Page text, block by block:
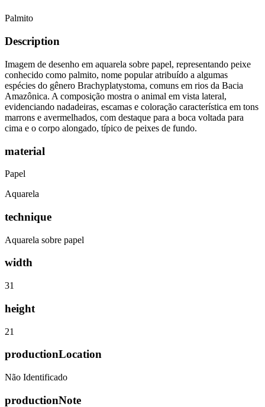
Palmito
Description
Imagem de desenho em aquarela sobre papel, representando peixe
conhecido como palmito, nome popular atribuído a algumas
espécies do gênero Brachyplatystoma, comuns em rios da Bacia
Amazônica. A composição mostra o animal em vista lateral,
evidenciando nadadeiras, escamas e coloração característica em tons
marrons e avermelhados, com destaque para a boca voltada para
cima e o corpo alongado, típico de peixes de fundo.
material
Papel
Aquarela
technique
Aquarela sobre papel
width
31
height
21
productionLocation
Não Identificado
productionNote